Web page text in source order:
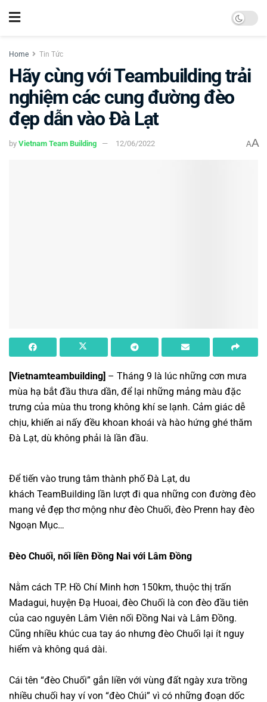
Home Tin Tức
Hãy cùng với Teambuilding trải
nghiệm các cung đường đèo
đẹp dẫn vào Đà Lạt
by Vietnam Team Building 12/06/2022 AA
[Vietnamteambuilding] – Tháng 9 là lúc những cơn mưa
mùa hạ bắt đầu thưa dần, để lại những mảng màu đặc
trưng của mùa thu trong không khí se lạnh. Cảm giác dễ
chịu, khiến ai nấy đều khoan khoái và hào hứng ghé thăm
Đà Lạt, dù không phải là lần đầu.
Để tiến vào trung tâm thành phố Đà Lạt, du
khách TeamBuilding lần lượt đi qua những con đường đèo
mang vẻ đẹp thơ mộng như đèo Chuối, đèo Prenn hay đèo
Ngoạn Mục…
Đèo Chuối, nối liền Đồng Nai với Lâm Đồng
Nằm cách TP. Hồ Chí Minh hơn 150km, thuộc thị trấn
Madagui, huyện Đạ Huoai, đèo Chuối là con đèo đầu tiên
của cao nguyên Lâm Viên nối Đồng Nai và Lâm Đồng.
Cũng nhiều khúc cua tay áo nhưng đèo Chuối lại ít nguy
hiểm và không quá dài.
Cái tên “đèo Chuối” gắn liền với vùng đất ngày xưa trồng
nhiều chuối hay ví von “đèo Chúi” vì có những đoạn dốc